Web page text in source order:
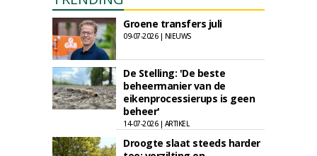
Groene transfers juli
09-07-2026 | NIEUWS
De Stelling: 'De beste
beheermanier van de
eikenprocessierups is geen
beheer'
14-07-2026 | ARTIKEL
Droogte slaat steeds harder